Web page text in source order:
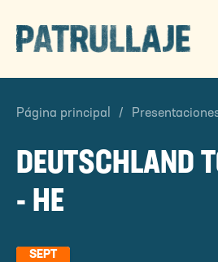
PATROL
Página principal
DEUTSCHLAND
- HE
SEPT